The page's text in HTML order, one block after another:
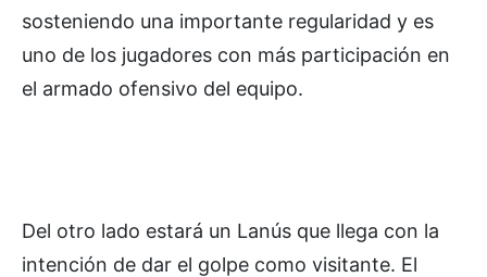
sosteniendo una importante regularidad y es
uno de los jugadores con más participación en
el armado ofensivo del equipo.
Del otro lado estará un Lanús que llega con la
intención de dar el golpe como visitante. El